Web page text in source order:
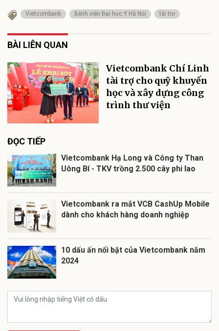
Vietcombank Bệnh viện Đại học Y Hà Nội tài trợ
BÀI LIÊN QUAN
Vietcombank Chí Linh
tài trợ cho quỹ khuyến
học và xây dựng công
trình thư viện
ĐỌC TIẾP
Vietcombank Hạ Long và Công ty Than
Uông Bí - TKV trồng 2.500 cây phi lao
Vietcombank ra mắt VCB CashUp Mobile
dành cho khách hàng doanh nghiệp
10 dấu ấn nổi bật của Vietcombank năm
2024